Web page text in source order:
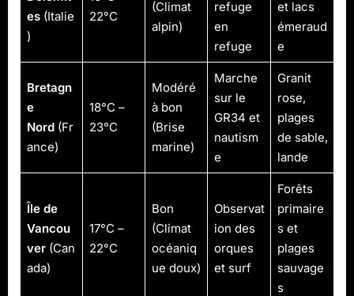
es(Italie
)
22°C
(Climat
alpin)
refuge
en
refuge
et lacs
émeraud
e
Bretagn
e
Nord(Fr
ance)
18°C –
23°C
Modéré
à bon
(Brise
marine)
Marche
sur le
GR34 et
nautism
e
Granit
rose,
plages
de sable,
lande
Île de
Vancou
ver(Can
ada)
17°C –
22°C
Bon
(Climat
océaniq
ue doux)
Observat
ion des
orques
et surf
Forêts
primaire
s et
plages
sauvage
s